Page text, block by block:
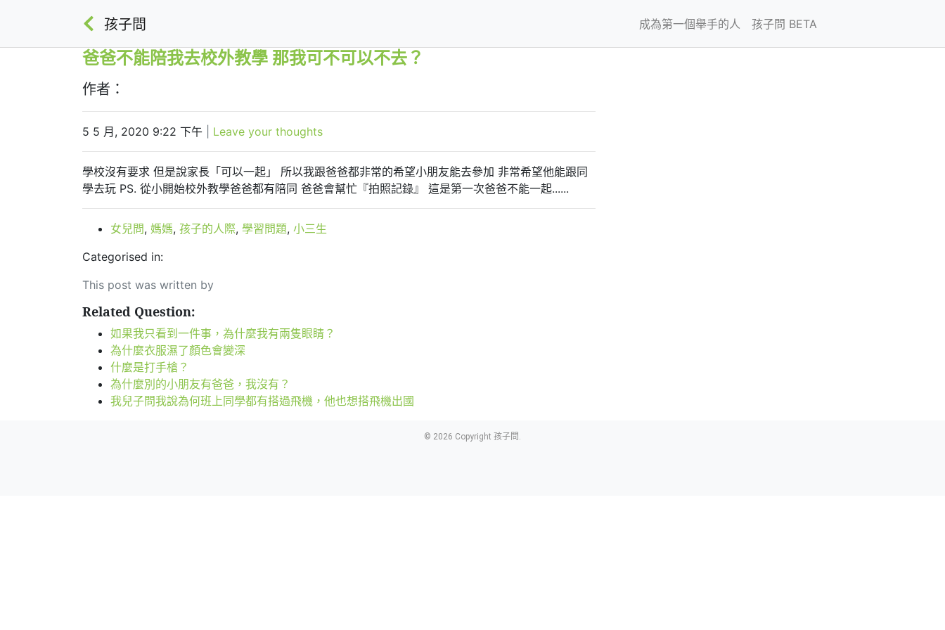
孩子問 成為第一個舉手的人 孩子問 BETA
爸爸不能陪我去校外教學 那我可不可以不去？
作者：
5 5 月, 2020 9:22 下午 Leave your thoughts
學校沒有要求 但是說家長「可以一起」 所以我跟爸爸都非常的希望小朋友能去參加 非常希望他能跟同
學去玩 PS. 從小開始校外教學爸爸都有陪同 爸爸會幫忙『拍照記錄』 這是第一次爸爸不能一起......
女兒問, 媽媽, 孩子的人際, 學習問題, 小三生
Categorised in:
This post was written by
Related Question:
如果我只看到一件事，為什麼我有兩隻眼睛？
為什麼衣服濕了顏色會變深
什麼是打手槍？
為什麼別的小朋友有爸爸，我沒有？
我兒子問我說為何班上同學都有搭過飛機，他也想搭飛機出國
© 2026 Copyright 孩子問.